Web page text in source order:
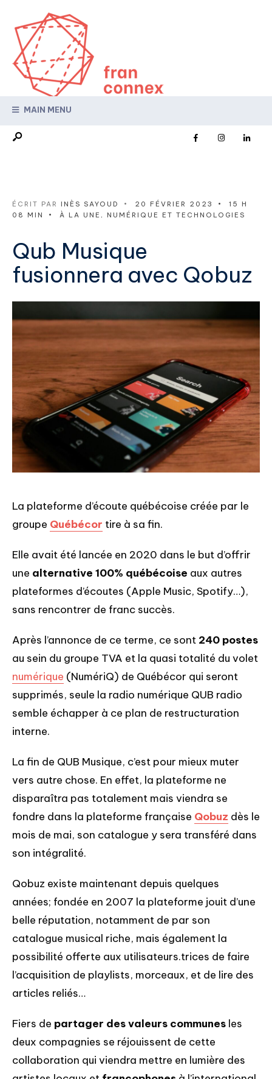
MAIN MENU
ÉCRIT PAR INÈS SAYOUD • 20 FÉVRIER 2023 •
15 H
08 MIN
• À LA UNE , NUMÉRIQUE ET TECHNOLOGIES
Qub Musique
fusionnera avec Qobuz
La plateforme d’écoute québécoise créée par le
groupe Québécor tire à sa fin.
Elle avait été lancée en 2020 dans le but d’offrir
une alternative 100% québécoise aux autres
plateformes d’écoutes (Apple Music, Spotify…),
sans rencontrer de franc succès.
Après l’annonce de ce terme, ce sont 240 postes
au sein du groupe TVA et la quasi totalité du volet
numérique (NumériQ) de Québécor qui seront
supprimés, seule la radio numérique QUB radio
semble échapper à ce plan de restructuration
interne.
La fin de QUB Musique, c’est pour mieux muter
vers autre chose. En effet, la plateforme ne
disparaîtra pas totalement mais viendra se
fondre dans la plateforme française Qobuz dès le
mois de mai, son catalogue y sera transféré dans
son intégralité.
Qobuz existe maintenant depuis quelques
années; fondée en 2007 la plateforme jouit d’une
belle réputation, notamment de par son
catalogue musical riche, mais également la
possibilité offerte aux utilisateurs.trices de faire
l’acquisition de playlists, morceaux, et de lire des
articles reliés…
Fiers de partager des valeurs communes les
deux compagnies se réjouissent de cette
collaboration qui viendra mettre en lumière des